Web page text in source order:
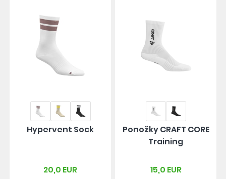
Hypervent Sock
20,0 EUR
Ponožky CRAFT CORE
Training
15,0 EUR